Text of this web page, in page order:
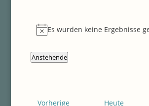
Veranstaltungen
Hinweis
Es wurden keine Ergebnisse
Anstehende
Vorherige Veranstaltungen
Heute